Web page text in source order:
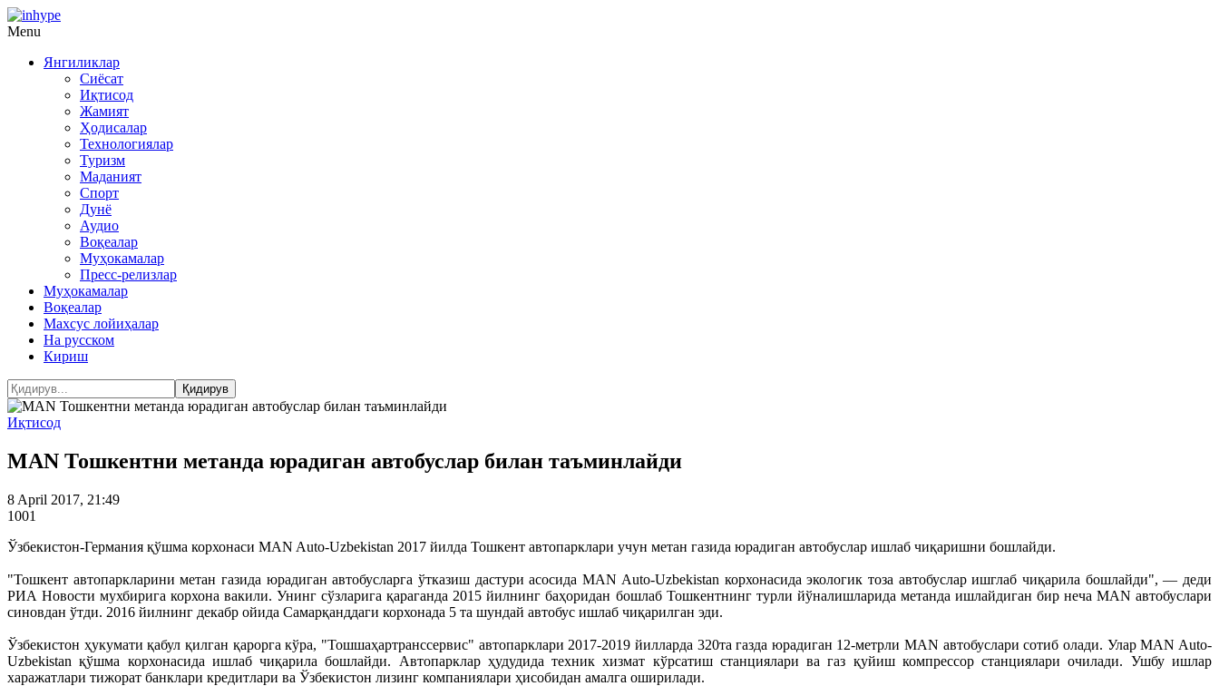
Menu
Янгиликлар
Сиёсат
Иқтисод
Жамият
Ҳодисалар
Технологиялар
Туризм
Маданият
Спорт
Дунё
Аудио
Воқеалар
Муҳокамалар
Пресс-релизлар
Муҳокамалар
Воқеалар
Махсус лойиҳалар
На русском
Кириш
Иқтисод
MAN Тошкентни метанда юрадиган автобуслар билан таъминлайди
8 April 2017, 21:49
1001
Ўзбекистон-Германия қўшма корхонаси MAN Auto-Uzbekistan 2017 йилда Тошкент автопарклари учун метан газида юрадиган автобуслар ишлаб чиқаришни бошлайди.
"Тошкент автопаркларини метан газида юрадиган автобусларга ўтказиш дастури асосида MAN Auto-Uzbekistan корхонасида экологик тоза автобуслар ишглаб чиқарила бошлайди", — деди
РИА Новости мухбирига корхона вакили. Унинг сўзларига қараганда 2015 йилнинг баҳоридан бошлаб Тошкентнинг турли йўналишларида метанда ишлайдиган бир неча MAN автобуслари
синовдан ўтди. 2016 йилнинг декабр ойида Самарқанддаги корхонада 5 та шундай автобус ишлаб чиқарилган эди.
Ўзбекистон ҳукумати қабул қилган қарорга кўра, "Тошшаҳартранссервис" автопарклари 2017-2019 йилларда 320та газда юрадиган 12-метрли MAN автобуслари сотиб олади. Улар MAN Auto-
Uzbekistan қўшма корхонасида ишлаб чиқарила бошлайди. Автопарклар ҳудудида техник хизмат кўрсатиш станциялари ва газ қуйиш компрессор станциялари очилади. Ушбу ишлар
харажатлари тижорат банклари кредитлари ва Ўзбекистон лизинг компаниялари ҳисобидан амалга оширилади.